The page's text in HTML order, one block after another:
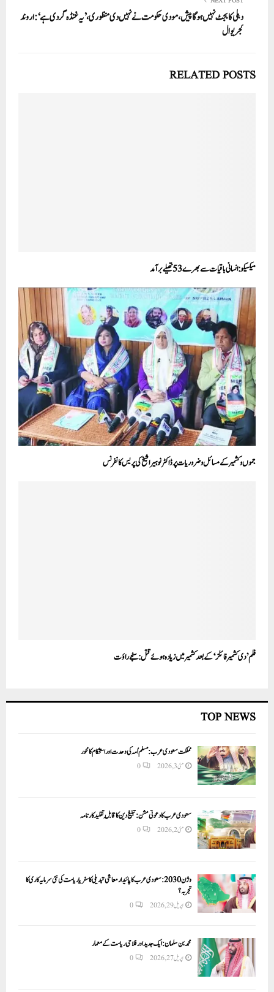
دہلی کا بجٹ نہیں ہوگا پیش، مودی حکومت نے نہیں دی منظوری، ’یہ غنڈہ گردی ہے‘: اروند
کجریوال
RELATED POSTS
میکسیکو: انسانی باقیات سے بھرے 53 تھیلے برآمد
جموں وکشمیر کے مسائل وضروریات پر ڈاکٹر نوہیرا شیخ کی پریس کانفرنس
فلم ’دی کشمیر فائلز‘ کے بعد کشمیر میں زیادہ ہوئے قتل: سنجے راؤت
TOP NEWS
مملکت سعودی عرب: مسلم اُمہ کی وحدت اور استحکام کا محور
مئی 3, 2026 0
سعودی عرب کا دعوتی مشن: تبلیغ دین کا قابلِ تقلید کارنامہ
مئی 2, 2026 0
وژن 2030:سعودی عرب کا پائیدار معاشی تبدیلی کا سفر یا ریاست کی نئی سرمایہ کاری کا
تجربہ؟
اپریل 29, 2026 0
محمد بن سلمان: ایک جدید اور فلاحی ریاست کے معمار
اپریل 27, 2026 0